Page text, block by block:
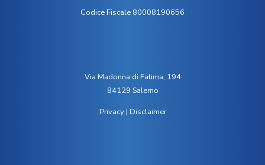
Codice Fiscale 80008190656
Via Madonna di Fatima, 194
84129 Salerno
Privacy| Disclaimer